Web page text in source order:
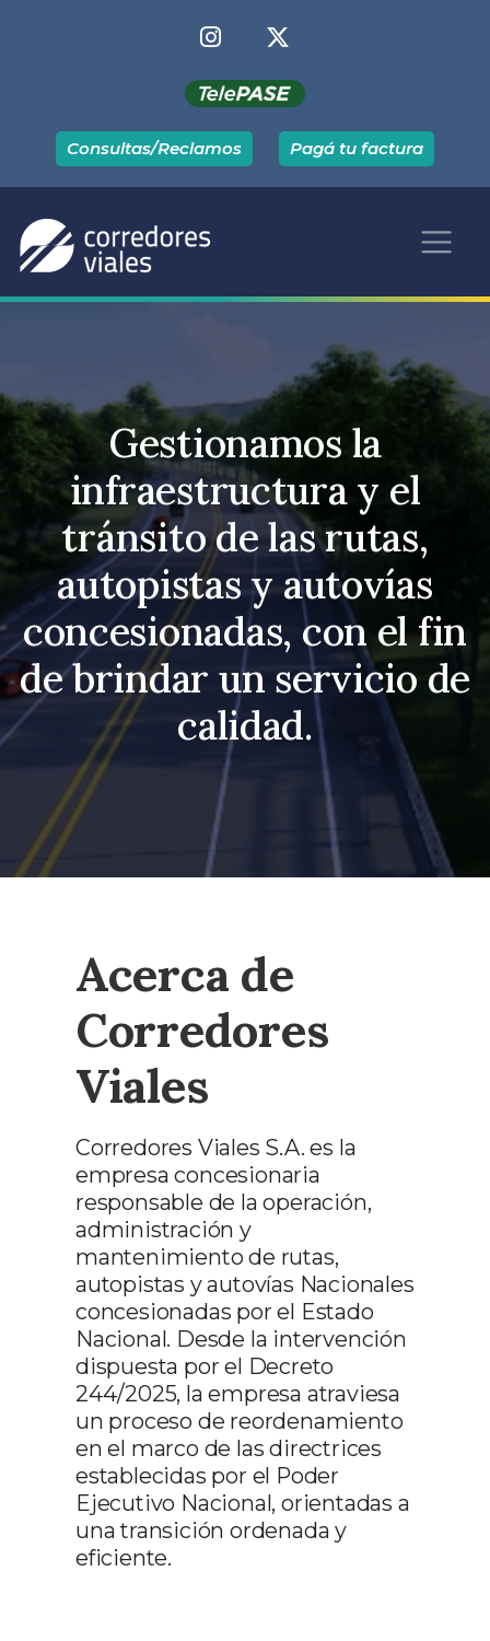
Consultas/Reclamos Pagá tu factura
Gestionamos la
infraestructura y el
tránsito de las rutas,
autopistas y autovías
concesionadas, con el fin
de brindar un servicio de
calidad.
Acerca de
Corredores
Viales
Corredores Viales S.A. es la
empresa concesionaria
responsable de la operación,
administración y
mantenimiento de rutas,
autopistas y autovías Nacionales
concesionadas por el Estado
Nacional. Desde la intervención
dispuesta por el Decreto
244/2025, la empresa atraviesa
un proceso de reordenamiento
en el marco de las directrices
establecidas por el Poder
Ejecutivo Nacional, orientadas a
una transición ordenada y
eficiente.